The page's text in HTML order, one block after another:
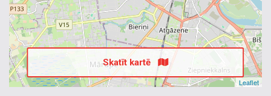
Leaflet
Skatīt kartē